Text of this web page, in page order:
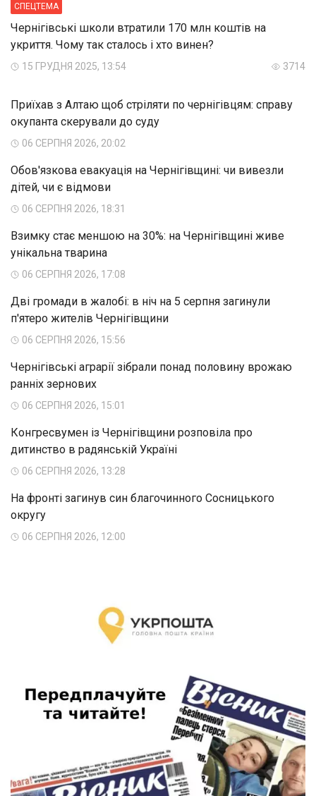
СПЕЦТЕМА
Чернігівські школи втратили 170 млн коштів на
укриття. Чому так сталось і хто винен?
15 ГРУДНЯ 2025, 13:54 3714
Приїхав з Алтаю щоб стріляти по чернігівцям: справу
окупанта скерували до суду
06 СЕРПНЯ 2026, 20:02
Обов'язкова евакуація на Чернігівщині: чи вивезли
дітей, чи є відмови
06 СЕРПНЯ 2026, 18:31
Взимку стає меншою на 30%: на Чернігівщині живе
унікальна тварина
06 СЕРПНЯ 2026, 17:08
Дві громади в жалобі: в ніч на 5 серпня загинули
п'ятеро жителів Чернігівщини
06 СЕРПНЯ 2026, 15:56
Чернігівські аграрії зібрали понад половину врожаю
ранніх зернових
06 СЕРПНЯ 2026, 15:01
Конгресвумен із Чернігівщини розповіла про
дитинство в радянській Україні
06 СЕРПНЯ 2026, 13:28
На фронті загинув син благочинного Сосницького
округу
06 СЕРПНЯ 2026, 12:00